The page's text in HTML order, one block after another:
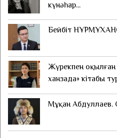
күнәһар...
Бейбіт
Жүрекпен
ханзада» кітабы
Мұқан Абдуллаев.